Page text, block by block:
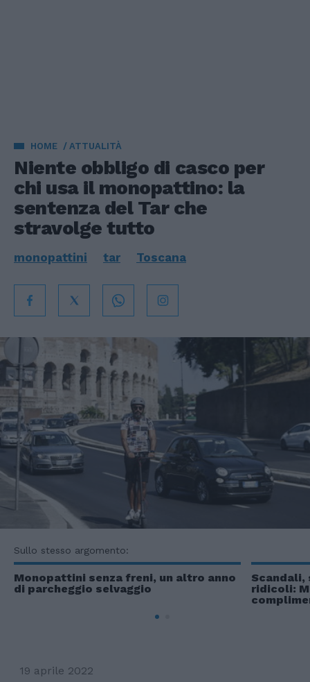
HOME ATTUALITÀ
Niente obbligo di casco per
chi usa il monopattino: la
sentenza del Tar che
stravolge tutto
monopattini tar Toscana
Sullo stesso argomento:
Monopattini senza freni, un altro anno
di parcheggio selvaggio
ridicoli:
19 aprile 2022